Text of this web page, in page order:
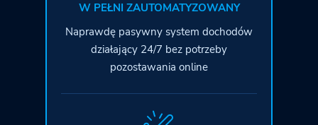
W PEŁNI ZAUTOMATYZOWANY
Naprawdę pasywny system dochodów
działający 24/7 bez potrzeby
pozostawania online